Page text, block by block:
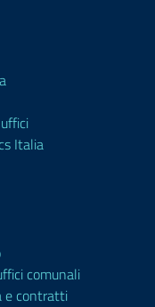
Italia
comunali
e contratti